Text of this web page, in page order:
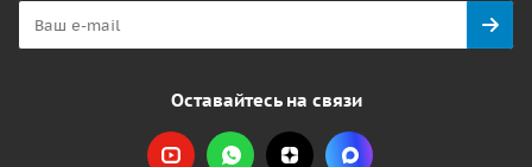
Оставайтесь на связи